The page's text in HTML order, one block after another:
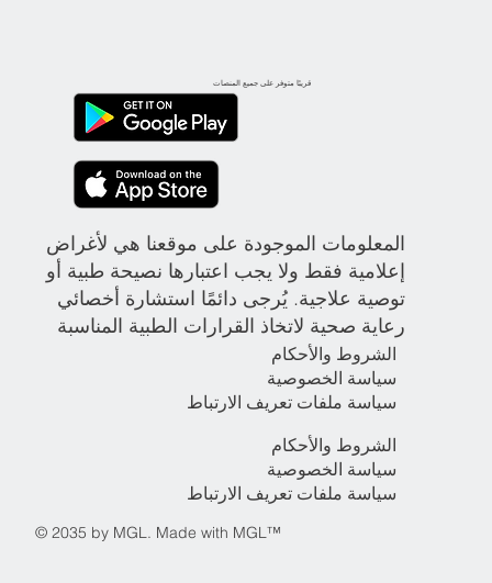
قريبًا متوفر على جميع المنصات
المعلومات الموجودة على موقعنا هي لأغراض
إعلامية فقط ولا يجب اعتبارها نصيحة طبية أو
توصية علاجية. يُرجى دائمًا استشارة أخصائي
رعاية صحية لاتخاذ القرارات الطبية المناسبة
الشروط والأحكام
سياسة الخصوصية
سياسة ملفات تعريف الارتباط
الشروط والأحكام
سياسة الخصوصية
سياسة ملفات تعريف الارتباط
© 2035 by MGL. Made with MGL™